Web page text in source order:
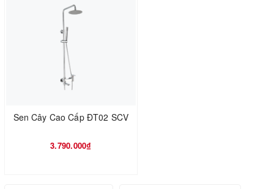
Sen Cây Cao Cấp ĐT02 SCV
3.790.000₫